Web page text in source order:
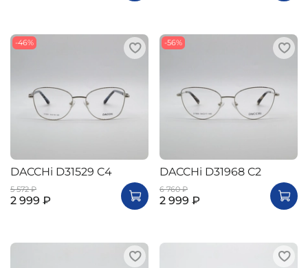
-46%
DACCHi D31529 C4
5 572 ₽
2 999 ₽
-56%
DACCHi D31968 C2
6 760 ₽
2 999 ₽